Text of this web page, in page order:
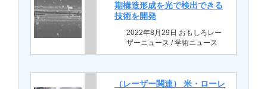
期構造形成を光で検出できる
技術を開発
2022年8月29日 おもしろレー
ザーニュース / 学術ニュース
（レーザー関連） 米・ローレ